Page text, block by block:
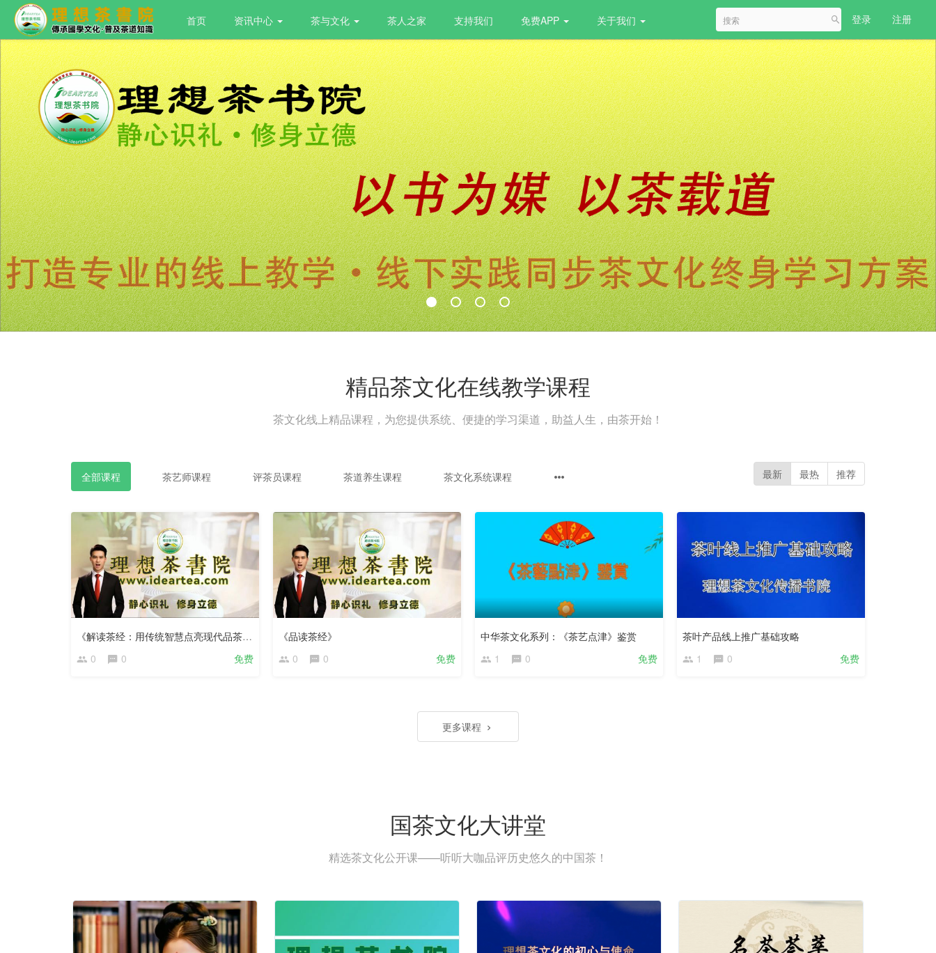
首页 资讯中心 茶与文化 茶人之家 支持我们 免费APP 关于我们 登录 注册
精品茶文化在线教学课程
茶文化线上精品课程，为您提供系统、便捷的学习渠道，助益人生，由茶开始！
全部课程 茶艺师课程 评茶员课程 茶道养生课程 茶文化系统课程 最新 最热 推荐
更
《解读茶经：用传统智慧点亮现代品茶时光》
0
0 免费
《品读茶经》
0
0 免费
中华茶文化系列：《茶艺点津》鉴赏
1
0 免费
试
茶叶产品线上推广基础攻略
1
0 免费
更多课程
国茶文化大讲堂
精选茶文化公开课——听听大咖品评历史悠久的中国茶！